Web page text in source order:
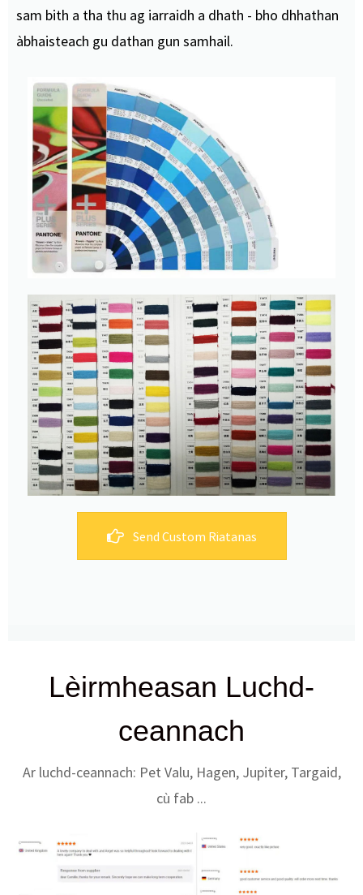
sam bith a tha thu ag iarraidh a dhath - bho dhhathan
àbhaisteach gu dathan gun samhail.
Send Custom Riatanas
Lèirmheasan Luchd-
ceannach
Ar luchd-ceannach: Pet Valu, Hagen, Jupiter, Targaid,
cù fab ...